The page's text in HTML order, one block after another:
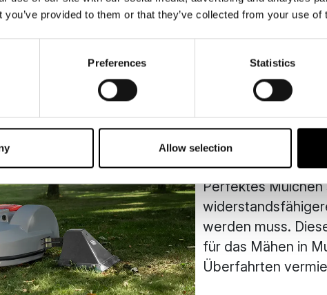
you’ve provided to them or that they’ve collected from your use of
Preferences Statistics
Allow selection
Perfektes
werden muss.
für das Mähen in
Überfahrten